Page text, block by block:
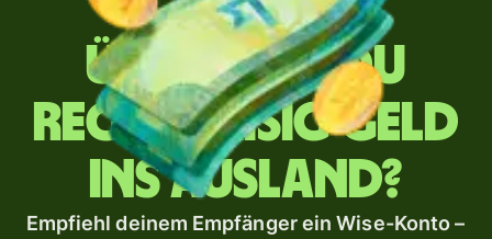
Überweist du
regelmäßig Geld
ins Ausland?
Empfiehl deinem Empfänger ein Wise-Konto –